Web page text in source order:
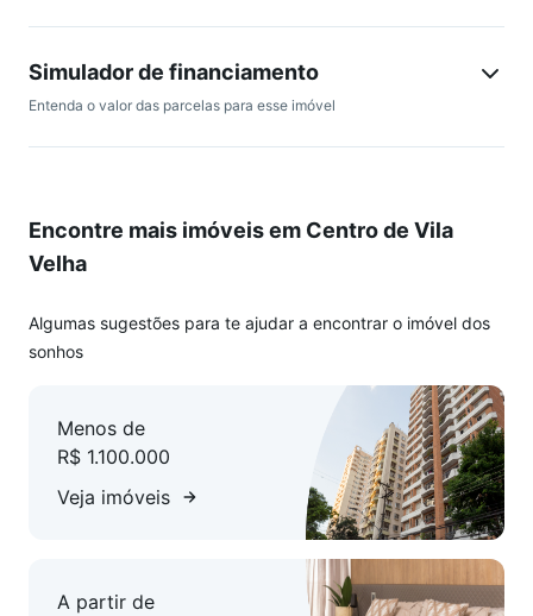
DCE completo, trazendo mais apoio ao dia a dia
Cozinha planejada, prática e ideal para suas refeições
1 vaga de garagem
Este é um imóvel que acolhe diferentes fases da vida e abre
estar. Estamos à disposição para apresentar cada detalhe
com transparência, cuidado e atenção. Venha conhecer com
tranquilidade o lugar que pode ser o seu próximo lar.
Simulador de financiamento
Entenda o valor das parcelas para esse imóvel
Encontre mais imóveis em Centro de Vila
Velha
Algumas sugestões para te ajudar a encontrar o imóvel dos
sonhos
Menos de
R$ 1.100.000
Veja imóveis
A partir de